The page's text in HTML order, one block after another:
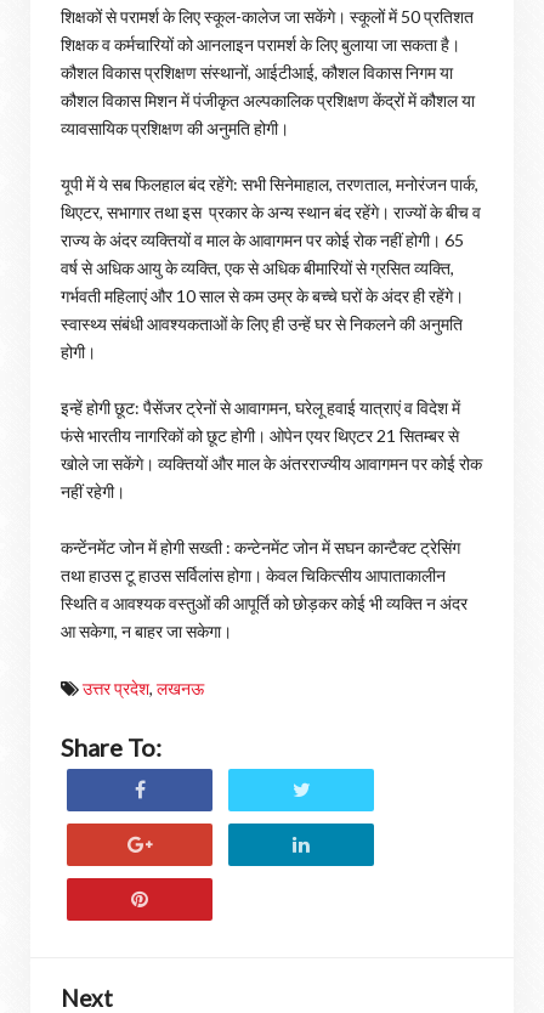
शिक्षकों से परामर्श के लिए स्कूल-कालेज जा सकेंगे। स्कूलों में 50 प्रतिशत
शिक्षक व कर्मचारियों को आनलाइन परामर्श के लिए बुलाया जा सकता है।
कौशल विकास प्रशिक्षण संस्थानों, आईटीआई, कौशल विकास निगम या
कौशल विकास मिशन में पंजीकृत अल्पकालिक प्रशिक्षण केंद्रों में कौशल या
व्यावसायिक प्रशिक्षण की अनुमति होगी।
यूपी में ये सब फिलहाल बंद रहेंगे: सभी सिनेमाहाल, तरणताल, मनोरंजन पार्क,
थिएटर, सभागार तथा इस प्रकार के अन्य स्थान बंद रहेंगे। राज्यों के बीच व
राज्य के अंदर व्यक्तियों व माल के आवागमन पर कोई रोक नहीं होगी। 65
वर्ष से अधिक आयु के व्यक्ति, एक से अधिक बीमारियों से ग्रसित व्यक्ति,
गर्भवती महिलाएं और 10 साल से कम उम्र के बच्चे घरों के अंदर ही रहेंगे।
स्वास्थ्य संबंधी आवश्यकताओं के लिए ही उन्हें घर से निकलने की अनुमति
होगी।
इन्हें होगी छूट: पैसेंजर ट्रेनों से आवागमन, घरेलू हवाई यात्राएं व विदेश में
फंसे भारतीय नागरिकों को छूट होगी। ओपेन एयर थिएटर 21 सितम्बर से
खोले जा सकेंगे। व्यक्तियों और माल के अंतरराज्यीय आवागमन पर कोई रोक
नहीं रहेगी।
कन्टेंनमेंट जोन में होगी सख्ती : कन्टेनमेंट जोन में सघन कान्टैक्ट ट्रेसिंग
तथा हाउस टू हाउस सर्विलांस होगा। केवल चिकित्सीय आपाताकालीन
स्थिति व आवश्यक वस्तुओं की आपूर्ति को छोड़कर कोई भी व्यक्ति न अंदर
आ सकेगा, न बाहर जा सकेगा।
उत्तर प्रदेश, लखनऊ
Share To:
Next